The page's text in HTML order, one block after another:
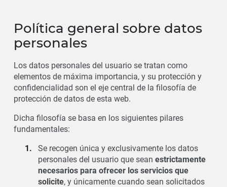
Política general sobre datos
personales
Los datos personales del usuario se tratan como
elementos de máxima importancia, y su protección y
confidencialidad son el eje central de la filosofía de
protección de datos de esta web.
Dicha filosofía se basa en los siguientes pilares
fundamentales:
Se recogen única y exclusivamente los datos
personales del usuario que sean estrictamente
necesarios para ofrecer los servicios que
solicite, y únicamente cuando sean solicitados